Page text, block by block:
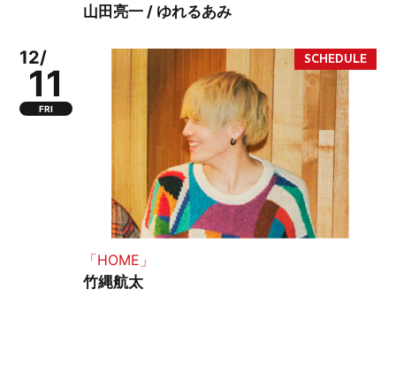
山田亮一 / ゆれるあみ
12/
11
FRI
「HOME」
竹縄航太